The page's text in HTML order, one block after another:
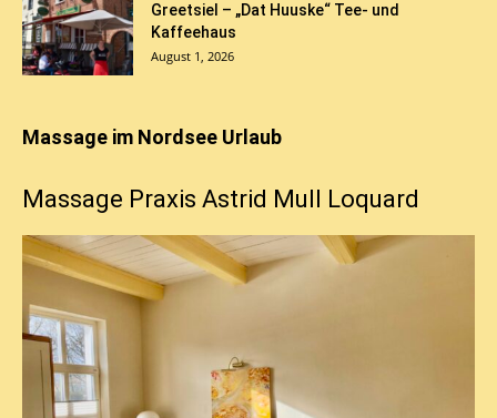
Greetsiel – „Dat Huuske“ Tee- und
Kaffeehaus
August 1, 2026
Massage im Nordsee Urlaub
Massage Praxis Astrid Mull Loquard